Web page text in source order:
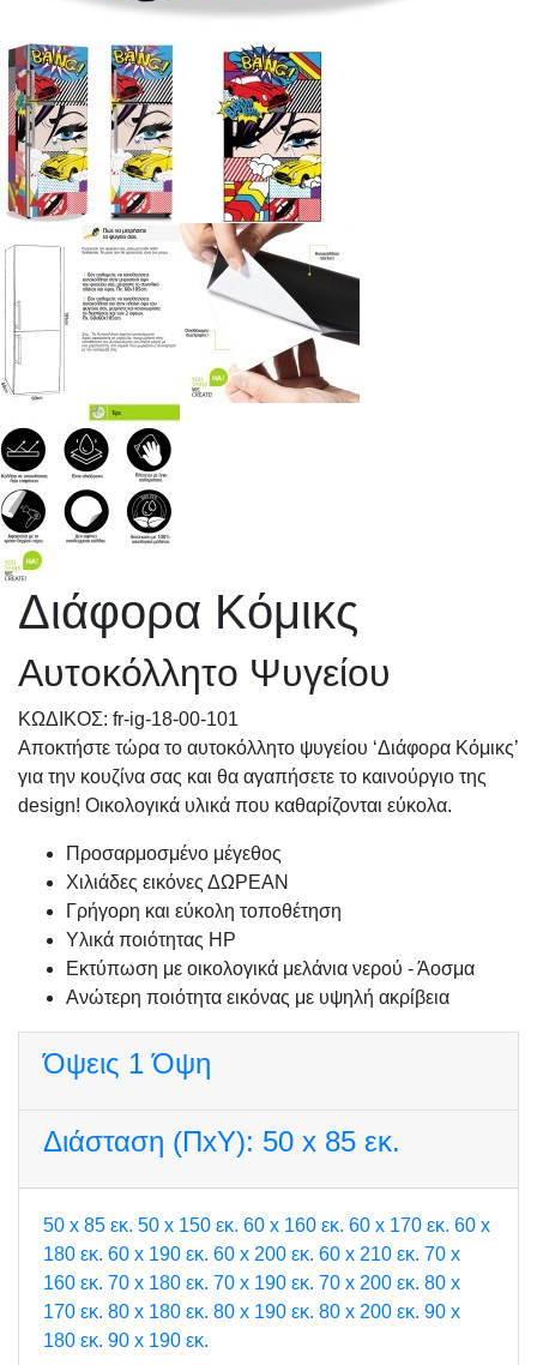
Διάφορα Κόμικς
Αυτοκόλλητο Ψυγείου
KΩΔΙΚΟΣ: fr-ig-18-00-101
Αποκτήστε τώρα το αυτοκόλλητο ψυγείου ‘Διάφορα Κόμικς’
για την κουζίνα σας και θα αγαπήσετε το καινούργιο της
design! Οικολογικά υλικά που καθαρίζονται εύκολα.
Προσαρμοσμένo μέγεθος
Χιλιάδες εικόνες ΔΩΡΕΑΝ
Γρήγορη και εύκολη τοποθέτηση
Υλικά ποιότητας HP
Εκτύπωση με οικολογικά μελάνια νερού - Άοσμα
Ανώτερη ποιότητα εικόνας με υψηλή ακρίβεια
Όψεις 1 Όψη
Διάσταση (ΠxΥ): 50 x 85 εκ.
50 x 85 εκ. 50 x 150 εκ. 60 x 160 εκ. 60 x 170 εκ. 60 x
180 εκ. 60 x 190 εκ. 60 x 200 εκ. 60 x 210 εκ. 70 x
160 εκ. 70 x 180 εκ. 70 x 190 εκ. 70 x 200 εκ. 80 x
170 εκ. 80 x 180 εκ. 80 x 190 εκ. 80 x 200 εκ. 90 x
180 εκ. 90 x 190 εκ.